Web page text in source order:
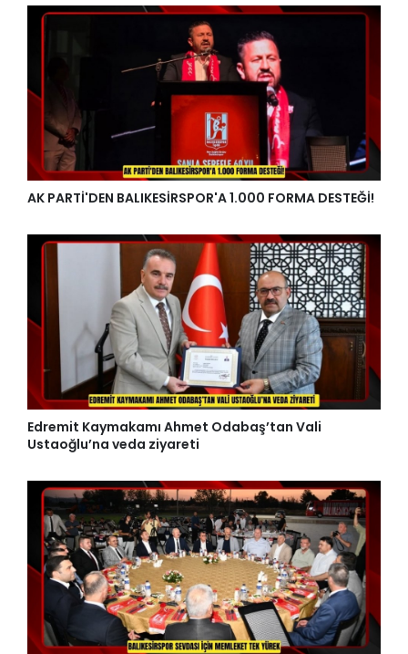
AK PARTİ'DEN BALIKESİRSPOR'A 1.000 FORMA DESTEĞİ!
Edremit Kaymakamı Ahmet Odabaş’tan Vali
Ustaoğlu’na veda ziyareti